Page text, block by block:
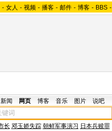
- 女人 - 视频 - 播客 - 邮件 - 博客 - BBS -
新闻 网页 博客 音乐 图片 说吧
长 邓玉娇失踪 朝鲜军事演习 日本兵赎罪